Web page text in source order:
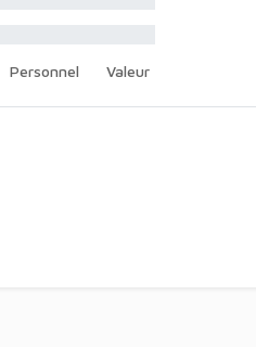
Personnel Valeur